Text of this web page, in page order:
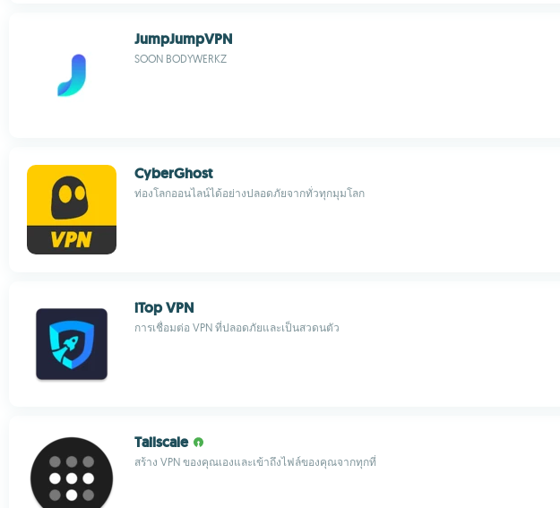
JumpJumpVPN
SOON BODYWERKZ
CyberGhost
ท่องโลกออนไลน์ได้อย่างปลอดภัยจากทั่วทุกมุมโลก
iTop VPN
การเชื่อมต่อ VPN ที่ปลอดภัยและเป็นสวดนตัว
Tailscale
สร้าง VPN ของคุณเองและเข้าถึงไฟล์ของคุณจากทุกที่